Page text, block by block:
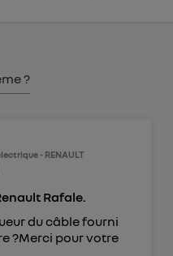
?
- RENAULT
Rafale.
du câble fourni
?Merci pour votre
d'Utiq